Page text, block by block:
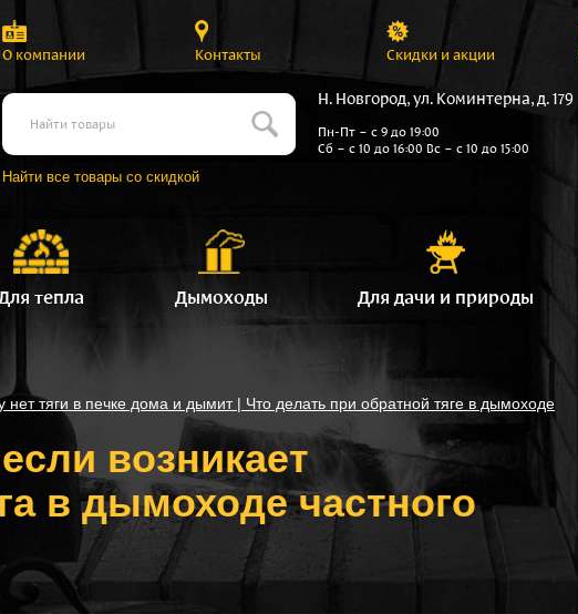
О компании Контакты Скидки и акции
Найти все товары со скидкой
Н. Новгород, ул. Коминтерна, д. 179
Пн-Пт – с 9 до 19:00
Сб – с 10 до 16:00 Вс – с 10 до 15:00
тепла Дымоходы Для дачи и природы
нет тяги в печке дома и дымит | Что делать при обратной тяге в дымоходе
возникает
в дымоходе частного